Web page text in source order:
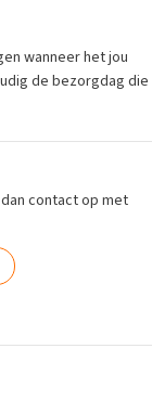
wanneer het jou
de bezorgdag die
contact op met